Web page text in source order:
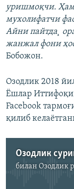
уришмоқчи. Ҳам
мухолифатчи
Айни пайтда¸
жанжал фони
Бобожон.
Озодлик 2018
Ёшлар
Facebook
қилиб
билан Озодлик
Айни